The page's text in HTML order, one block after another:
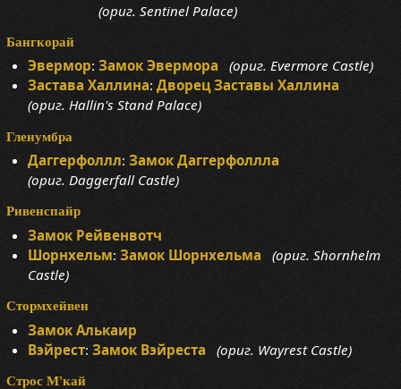
(ориг. Sentinel Palace)
Бангкорай
Эвермор:Замок Эвермора
(ориг. Evermore Castle)
Застава Халлина:Дворец Заставы Халлина
(ориг. Hallin's Stand Palace)
Гленумбра
Даггерфоллл:Замок Даггерфоллла
(ориг. Daggerfall Castle)
Ривенспайр
Замок Рейвенвотч
Шорнхельм:Замок Шорнхельма
(ориг. Shornhelm
Castle)
Стормхейвен
Замок Алькаир
Вэйрест:Замок Вэйреста (ориг. Wayrest Castle)
Строс М'кай